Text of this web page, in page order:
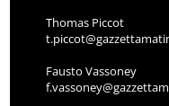
Thomas Piccot
Fausto Vassoney